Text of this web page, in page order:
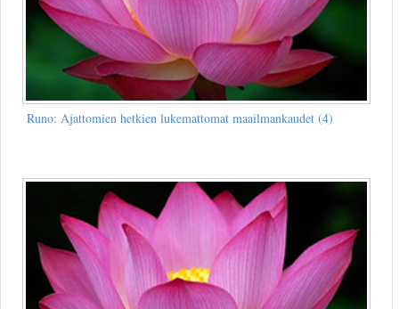
Runo: Ajattomien hetkien lukemattomat maailmankaudet (4)